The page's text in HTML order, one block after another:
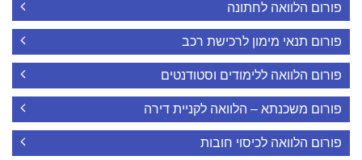
פורום הלוואה לחתונה
פורום תנאי מימון לרכישת רכב
פורום הלוואה ללימודים וסטודנטים
פורום משכנתא – הלוואה לקניית דירה
פורום הלוואה לכיסוי חובות